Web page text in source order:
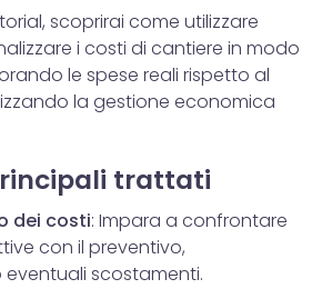
scoprirai come utilizzare
i costi di cantiere in modo
le spese reali rispetto al
la gestione economica
trattati
dei costi: Impara a confrontare
con il preventivo,
scostamenti.